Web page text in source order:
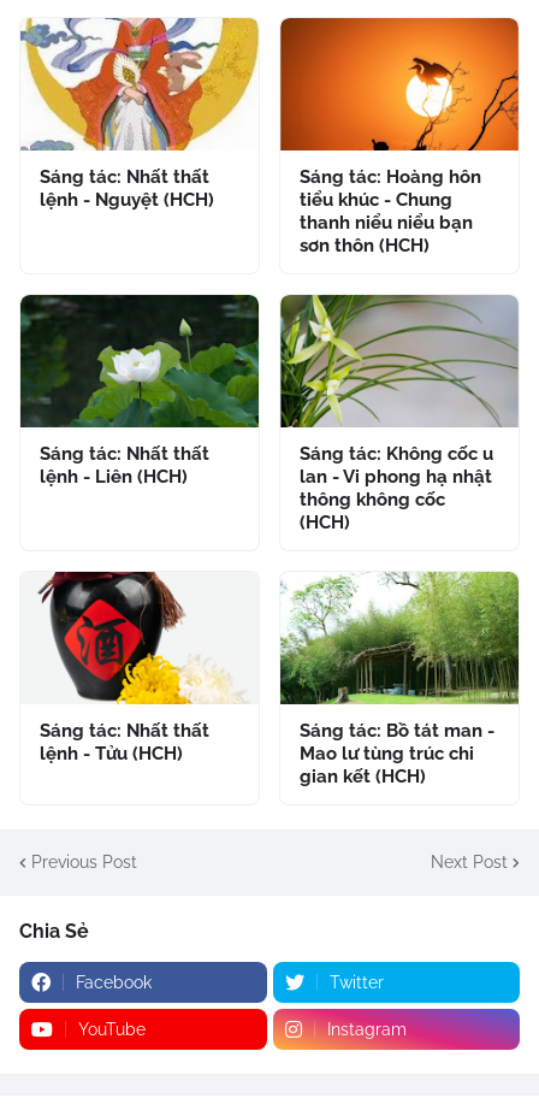
Sáng tác: Nhất thất
lệnh - Nguyệt (HCH)
Sáng tác: Hoàng hôn
tiểu khúc - Chung
thanh niểu niểu bạn
sơn thôn (HCH)
Sáng tác: Nhất thất
lệnh - Liên (HCH)
Sáng tác: Không cốc u
lan - Vi phong hạ nhật
thông không cốc
(HCH)
Sáng tác: Nhất thất
lệnh - Tửu (HCH)
Sáng tác: Bồ tát man -
Mao lư tùng trúc chi
gian kết (HCH)
Previous Post Next Post
Chia Sẻ
Facebook Twitter
YouTube Instagram